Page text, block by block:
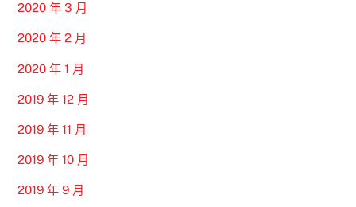
2020 年 3 月
2020 年 2 月
2020 年 1 月
2019 年 12 月
2019 年 11 月
2019 年 10 月
2019 年 9 月